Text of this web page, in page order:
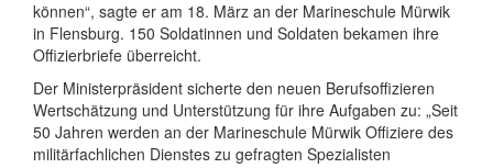
können“, sagte er am 18. März an der Marineschule Mürwik
in Flensburg. 150 Soldatinnen und Soldaten bekamen ihre
Offizierbriefe überreicht.
Der Ministerpräsident sicherte den neuen Berufsoffizieren
Wertschätzung und Unterstützung für ihre Aufgaben zu: „Seit
50 Jahren werden an der Marineschule Mürwik Offiziere des
militärfachlichen Dienstes zu gefragten Spezialisten